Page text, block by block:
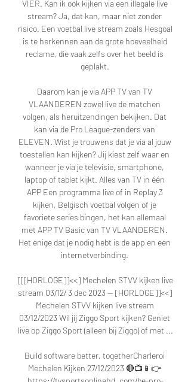
VIER. Kan ik ook kijken via een illegale live
stream? Ja, dat kan, maar niet zonder
risico. Een voetbal live stream zoals Hesgoal
is te herkennen aan de grote hoeveelheid
reclame, die vaak zelfs over het beeld is
geplakt.
Daarom kan je via APP TV van TV
VLAANDEREN zowel live de matchen
volgen, als heruitzendingen bekijken. Dat
kan via de Pro League-zenders van
ELEVEN. Wist je trouwens dat je via al jouw
toestellen kan kijken? Jij kiest zelf waar en
wanneer je via je televisie, smartphone,
laptop of tablet kijkt. Alles van TV in één
APP Een programma live of in Replay 3
kijken, Belgisch voetbal volgen of je
favoriete series bingen, het kan allemaal
met APP TV Basic van TV VLAANDEREN.
Het enige dat je nodig hebt is de app en een
internetverbinding.
[[[HORLOGE]]<<] Mechelen STVV kijken live
stream 03/12/ 3 dec 2023 — [HORLOGE]]<<]
Mechelen STVV kijken live stream
03/12/2023 Wil jij Ziggo Sport kijken? Geniet
live op Ziggo Sport (alleen bij Ziggo) of met ...
Build software better, togetherCharleroi
Mechelen Kijken 27/12/2023 🔴📺📱👉